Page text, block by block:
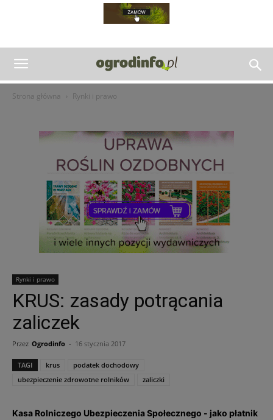
Strona główna Rynki i prawo
Rynki i prawo
KRUS: zasady potrącania
zaliczek
Przez Ogrodinfo - 16 stycznia 2017
TAGI krus
podatek dochodowy
ubezpieczenie zdrowotne rolników
zaliczki
Kasa Rolniczego Ubezpieczenia Społecznego - jako płatnik